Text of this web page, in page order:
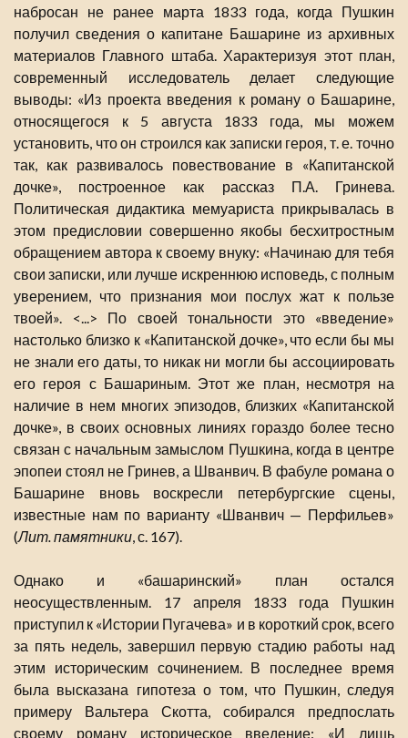
набросан не ранее марта 1833 года, когда Пушкин
получил сведения о капитане Башарине из архивных
материалов Главного штаба. Характеризуя этот план,
современный исследователь делает следующие
выводы: «Из проекта введения к роману о Башарине,
относящегося к 5 августа 1833 года, мы можем
установить, что он строился как записки героя, т. е. точно
так, как развивалось повествование в «Капитанской
дочке», построенное как рассказ П.А. Гринева.
Политическая дидактика мемуариста прикрывалась в
этом предисловии совершенно якобы бесхитростным
обращением автора к своему внуку: «Начинаю для тебя
свои записки, или лучше искреннюю исповедь, с полным
уверением, что признания мои послух жат к пользе
твоей». <...> По своей тональности это «введение»
настолько близко к «Капитанской дочке», что если бы мы
не знали его даты, то никак ни могли бы ассоциировать
его героя с Башариным. Этот же план, несмотря на
наличие в нем многих эпизодов, близких «Капитанской
дочке», в своих основных линиях гораздо более тесно
связан с начальным замыслом Пушкина, когда в центре
эпопеи стоял не Гринев, а Шванвич. В фабуле романа о
Башарине вновь воскресли петербургские сцены,
известные нам по варианту «Шванвич — Перфильев»
(Лит. памятники, с. 167).
Однако и «башаринский» план остался
неосуществленным. 17 апреля 1833 года Пушкин
приступил к «Истории Пугачева» и в короткий срок, всего
за пять недель, завершил первую стадию работы над
этим историческим сочинением. В последнее время
была высказана гипотеза о том, что Пушкин, следуя
примеру Вальтера Скотта, собирался предпослать
своему роману историческое введение: «И лишь